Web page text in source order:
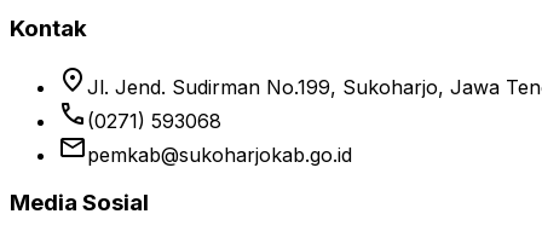
Kontak
location_on Jl. Jend. Sudirman No.199, Sukoharjo, Jawa
phone (0271) 593068
emailpemkab@sukoharjokab.go.id
Media Sosial